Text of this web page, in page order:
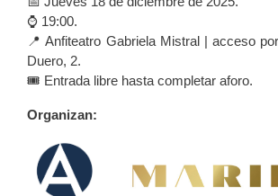
⌚️ 19:00.
📍 Anfiteatro Gabriela Mistral | acceso
Duero, 2.
🎟️ Entrada libre hasta completar aforo.
Organizan: